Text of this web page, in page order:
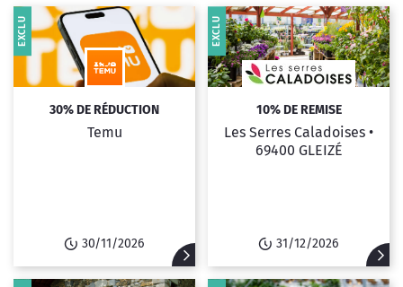
30% DE RÉDUCTION
Temu
30/11/2026
EXCLU
10% DE REMISE
Les Serres Caladoises •
69400 GLEIZÉ
31/12/2026
EXCLU